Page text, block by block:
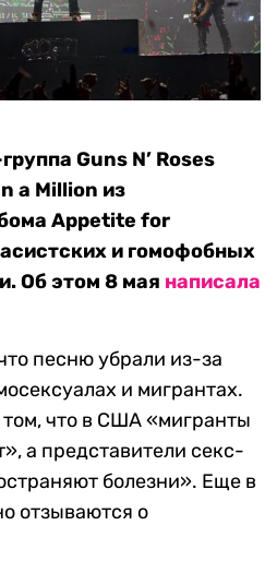
Guns N’ Roses
a Million из
Appetite for
и гомофобных
Об этом 8 мая написала
песню убрали из-за
и мигрантах.
что в США «мигранты
а представители секс-
болезни». Еще в
отзываются о